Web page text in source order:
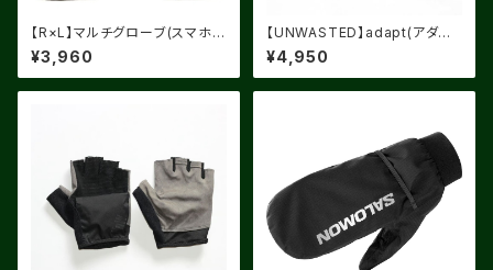
【R×L】マルチグローブ(スマホ・
ウォッチウィンドウ両手対応) RL
A9502
¥3,960
【UNWASTED】adapt(アダプ
ト) KHAKI
¥4,950